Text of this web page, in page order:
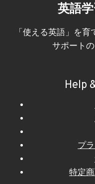
英語
「使える英語」を
サポート
Help
プ
特定